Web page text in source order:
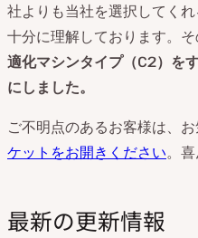
社よりも当社を選択してく
十分に理解しております。そ
適化マシンタイプ（C2）を
にしました。
ご不明点のあるお客様は、
ケットをお開きください。
最新の更新情報